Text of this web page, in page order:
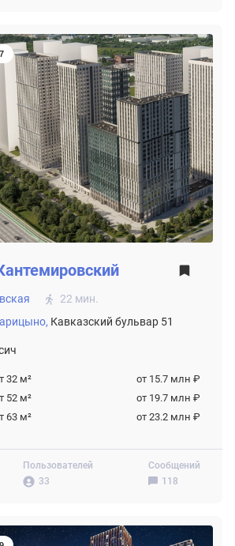
Пользователей
33
Сообщений
118
22 мин.
Кавказский бульвар 51
32 м²
от 15.7 млн ₽
52 м²
от 19.7 млн ₽
63 м² от 23.2 млн ₽